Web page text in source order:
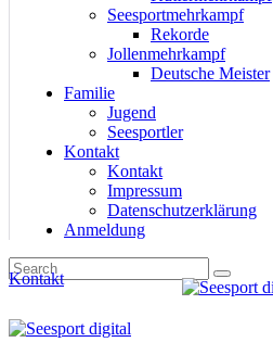
Seesportmehrkampf
Rekorde
Jollenmehrkampf
Deutsche Meister
Familie
Jugend
Seesportler
Kontakt
Kontakt
Impressum
Datenschutzerklärung
Anmeldung
Kontakt